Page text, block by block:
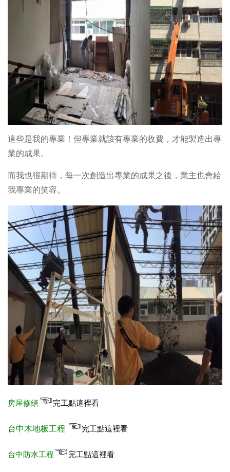
這些是我的專業！但專業就該有專業的收費，才能製造出專
業的成果。
而我也很期待，每一次創造出專業的成果之後，業主也會給
我專業的笑容。
房屋修繕☜完工點這裡看
台中木地板工程 ☜完工點這裡看
台中防水工程☜完工點這裡看